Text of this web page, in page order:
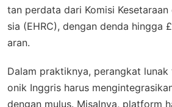
tan perdata dari Komisi Kesetaraan
sia (EHRC), dengan denda hingga
aran.
Dalam praktiknya, perangkat
onik Inggris harus
dengan mulus. Misalnya, platform